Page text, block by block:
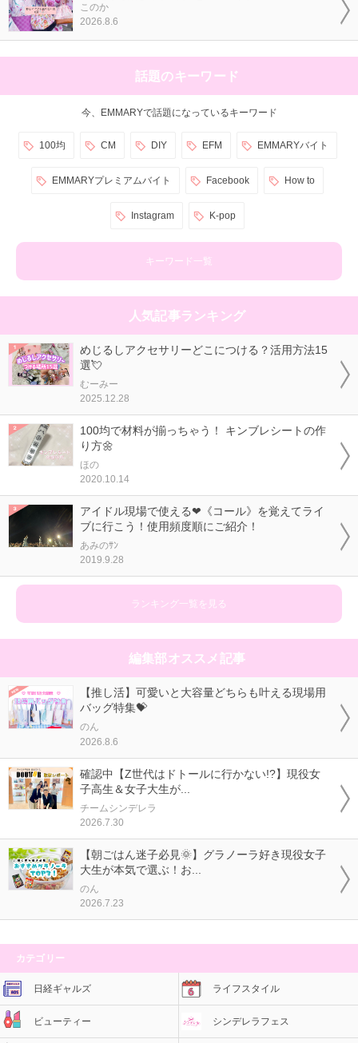
このか
2026.8.6
話題のキーワード
今、EMMARYで話題になっているキーワード
100均 CM DIY EFM EMMARYバイト
EMMARYプレミアムバイト Facebook How to
Instagram K-pop
キーワード一覧
人気記事ランキング
めじるしアクセサリーどこにつける？活用方法15
選💘
むーみー
2025.12.28
100均で材料が揃っちゃう！ キンブレシートの作
り方🌼
ほの
2020.10.14
アイドル現場で使える❤《コール》を覚えてライ
ブに行こう！使用頻度順にご紹介！
あみのｻﾝ
2019.9.28
ランキング一覧を見る
編集部オススメ記事
【推し活】可愛いと大容量どちらも叶える現場用
バッグ特集💝
のん
2026.8.6
確認中【Z世代はドトールに行かない!?】現役女
子高生＆女子大生が...
チームシンデレラ
2026.7.30
【朝ごはん迷子必見🌞】グラノーラ好き現役女子
大生が本気で選ぶ！お...
のん
2026.7.23
カテゴリー
日経ギャルズ ライフスタイル
ビューティー シンデレラフェス